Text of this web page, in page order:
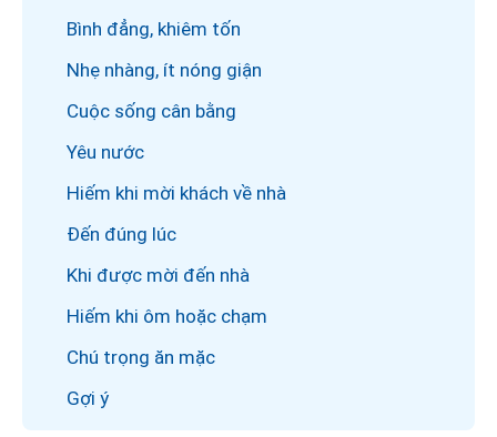
Bình đẳng, khiêm tốn
Nhẹ nhàng, ít nóng giận
Cuộc sống cân bằng
Yêu nước
Hiếm khi mời khách về nhà
Đến đúng lúc
Khi được mời đến nhà
Hiếm khi ôm hoặc chạm
Chú trọng ăn mặc
Gợi ý